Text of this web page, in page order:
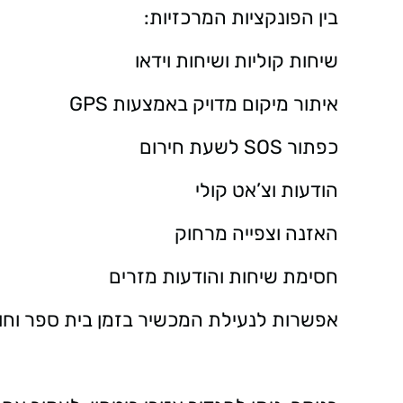
בין הפונקציות המרכזיות:
שיחות קוליות ושיחות וידאו
איתור מיקום מדויק באמצעות GPS
כפתור SOS לשעת חירום
הודעות וצ’אט קולי
האזנה וצפייה מרחוק
חסימת שיחות והודעות מזרים
אפשרות לנעילת המכשיר בזמן בית ספר